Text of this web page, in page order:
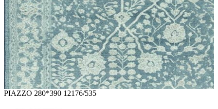
PIAZZO 280*390 12176/535